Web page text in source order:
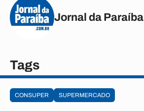
Jornal da Paraíba
Tags
CONSUPER SUPERMERCADO